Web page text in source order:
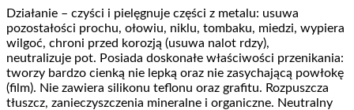
Działanie – czyści i pielęgnuje części z metalu: usuwa
pozostałości prochu, ołowiu, niklu, tombaku, miedzi, wypiera
wilgoć, chroni przed korozją (usuwa nalot rdzy),
neutralizuje pot. Posiada doskonałe właściwości przenikania:
tworzy bardzo cienką nie lepką oraz nie zasychającą powłokę
(film). Nie zawiera silikonu teflonu oraz grafitu. Rozpuszcza
tłuszcz, zanieczyszczenia mineralne i organiczne. Neutralny